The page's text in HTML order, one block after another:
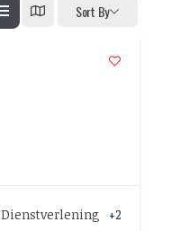
Sort By
Dienstverlening +2